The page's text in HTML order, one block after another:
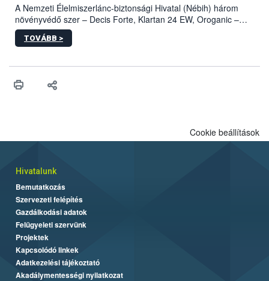
A Nemzeti Élelmiszerlánc-biztonsági Hivatal (Nébih) három
növényvédő szer – Decis Forte, Klartan 24 EW, Oroganic –
engedélyokiratát módosította, így azok a szüretet követően,
egészen a vesszőérettség (BBCH 91) stádiumáig
érésű szőlőkben is legyen lehetőség a károsító elleni további
felhasználók számára is elérhető és ökológiai termesztésben is
TOVÁBB >
Cookie beállítások
Hivatalunk
Bemutatkozás
Szervezeti felépítés
Gazdálkodási adatok
Felügyeleti szervünk
Projektek
Kapcsolódó linkek
Adatkezelési tájékoztató
Akadálymentességi nyilatkozat